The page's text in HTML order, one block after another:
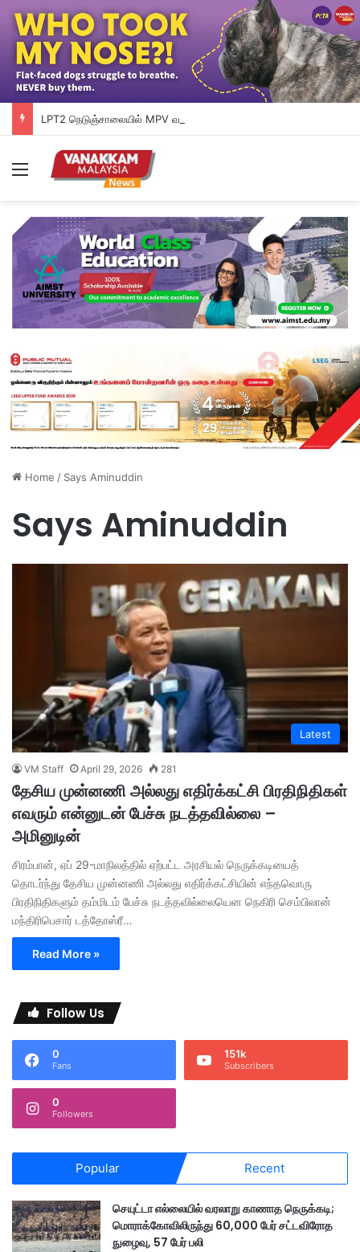
Menu
Home / Says Aminuddin
Says Aminuddin
Latest
VM Staff April 29, 2026 281
தேசிய முன்னணி அல்லது எதிர்க்கட்சி பிரதிநிதிகள்
எவரும் என்னுடன் பேச்சு நடத்தவில்லை –
அமினுடின்
சிரம்பான், ஏப் 29-மாநிலத்தில் ஏற்பட்ட அரசியல் நெருக்கடியைத்
தொடர்ந்து தேசிய முன்னணி அல்லது எதிர்க்கட்சியின் எந்தவொரு
பிரதிநிதிகளும் தம்மிடம் பேச்சு நடத்தவில்லையென நெகிரி செம்பிலான்
மந்திரிபெசார் டத்தோஸ்ரீ…
Read More »
Follow Us
0
Fans
151k
Subscribers
0
Followers
Popular Recent
செயுட்டா எல்லையில் வரலாறு காணாத நெருக்கடி;
மொராக்கோவிலிருந்து 60,000 பேர் சட்டவிரோத
நுழைவு, 57 பேர் பலி